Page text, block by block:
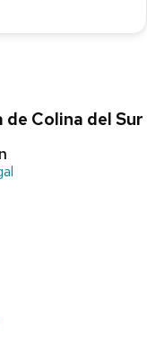
Colina del Sur